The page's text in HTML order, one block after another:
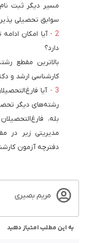
مسیر دیگر ثبت
سوابق تحصیلی
آیا امکان
دارد؟
بالاترین مقطع
کارشناسی ارشد و
آیا
رشته‌های دیگر
بله،
مدیریتی زیر در
دفترچه آزمون
مریم بصیری
به این مطلب امتیاز دهید